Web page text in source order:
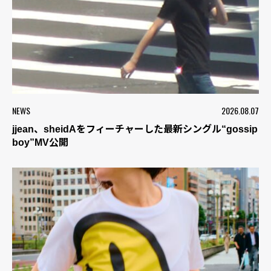
NEWS 2026.08.07
jjean、sheidAをフィーチャーした最新シングル“gossip
boy”MV公開